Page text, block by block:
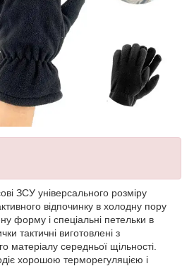
ЗСУ універсального розміру
відпочинку в холодну пору
форму і спеціальні петельки в
тактичні виготовлені з
матеріалу середньої щільності.
хорошою терморегуляцією і